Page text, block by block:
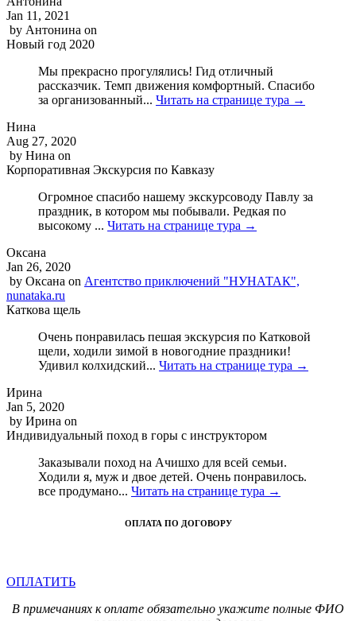
Jan 11, 2021
by Антонина on
Новый год 2020
Мы прекрасно прогулялись! Гид отличный
рассказчик. Темп движения комфортный. Спасибо
за организованный... Читать на странице тура →
Нина
Aug 27, 2020
by Нина on
Корпоративная Экскурсия по Кавказу
Огромное спасибо нашему экскурсоводу Павлу за
праздник, в котором мы побывали. Редкая по
высокому ... Читать на странице тура →
Оксана
Jan 26, 2020
by Оксана on Агентство приключений "НУНАТАК",
nunataka.ru
Каткова щель
Очень понравилась пешая экскурсия по Катковой
щели, ходили зимой в новогодние праздники!
Удивил колхидский... Читать на странице тура →
Ирина
Jan 5, 2020
by Ирина on
Индивидуальный поход в горы с инструктором
Заказывали поход на Ачишхо для всей семьи.
Ходили я, муж и двое детей. Очень понравилось.
все продумано... Читать на странице тура →
ОПЛАТА ПО ДОГОВОРУ
ОПЛАТИТЬ
В примечаниях к оплате обязательно укажите полные ФИО